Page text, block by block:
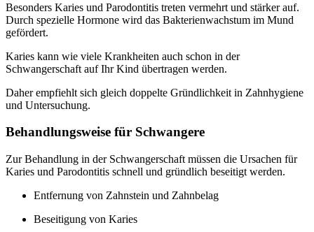
Besonders Karies und Parodontitis treten vermehrt und stärker auf.
Durch spezielle Hormone wird das Bakterienwachstum im Mund
gefördert.
Karies kann wie viele Krankheiten auch schon in der
Schwangerschaft auf Ihr Kind übertragen werden.
Daher empfiehlt sich gleich doppelte Gründlichkeit in Zahnhygiene
und Untersuchung.
Behandlungsweise für Schwangere
Zur Behandlung in der Schwangerschaft müssen die Ursachen für
Karies und Parodontitis schnell und gründlich beseitigt werden.
Entfernung von Zahnstein und Zahnbelag
Beseitigung von Karies